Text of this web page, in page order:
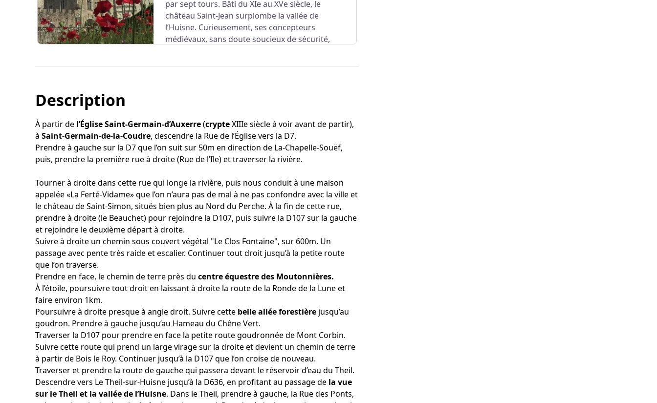
Voir l'image en plein écran
par sept tours. Bâti du XIe au XVe siècle, le
château Saint-Jean surplombe la vallée de
l’Huisne. Curieusement, ses concepteurs
médiévaux, sans doute soucieux de sécurité,
Description
À partir de l’Église Saint-Germain-d’Auxerre(crypteXIIIe siècle à voir avant de partir),
à Saint-Germain-de-la-Coudre, descendre la Rue de l’Église vers la D7.
Prendre à gauche sur la D7 que l’on suit sur 50m en direction de La-Chapelle-Souëf,
puis, prendre la première rue à droite (Rue de l’Ile) et traverser la rivière.
Tourner à droite dans cette rue qui longe la rivière, puis nous conduit à une maison
appelée «La Ferté-Vidame» que l’on n’aura pas de mal à ne pas confondre avec la ville et
le château de Saint-Simon, situés bien plus au Nord du Perche. À la fin de cette rue,
prendre à droite (le Beauchet) pour rejoindre la D107, puis suivre la D107 sur la gauche
et rejoindre le deuxième départ à droite.
Suivre à droite un chemin sous couvert végétal "Le Clos Fontaine", sur 600m. Un
passage avec pente très raide et escalier. Continuer tout droit jusqu’à la petite route
que l’on traverse.
Prendre en face, le chemin de terre près du centre équestre des Moutonnières.
À l’étoile, poursuivre tout droit en laissant à droite la route de la Ronde de la Lune et
faire environ 1km.
Poursuivre à droite presque à angle droit. Suivre cette belle allée forestière jusqu’au
goudron. Prendre à gauche jusqu’au Hameau du Chêne Vert.
Traverser la D107 pour prendre en face la petite route goudronnée de Mont Corbin.
Suivre cette route qui prend un large virage sur la droite et devient un chemin de terre
à partir de Bois le Roy. Continuer jusqu’à la D107 que l’on croise de nouveau.
Traverser et prendre la route de gauche qui passera devant le réservoir d’eau du Theil.
Descendre vers Le Theil-sur-Huisne jusqu’à la D636, en profitant au passage de la vue
sur le Theil et la vallée de l’Huisne. Dans le Theil, prendre à gauche, la Rue des Ponts,